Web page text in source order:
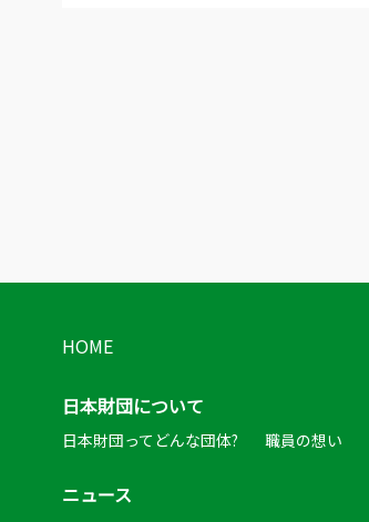
HOME
日本財団について
日本財団ってどんな団体? 職員の想い
ニュース